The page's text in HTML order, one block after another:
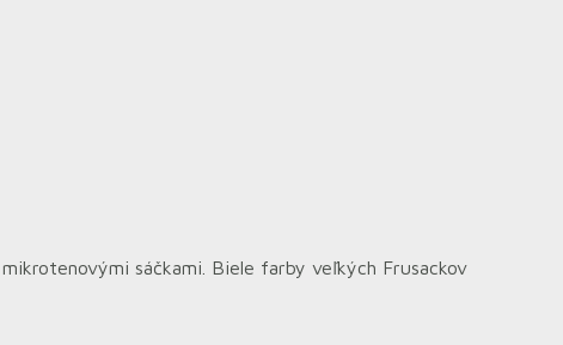
sáčkami. Biele farby veľkých Frusackov